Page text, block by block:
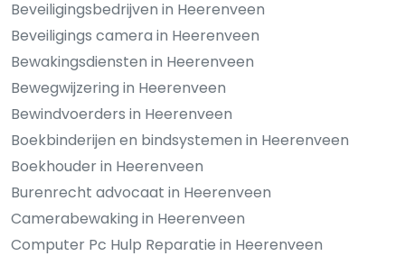
Beveiligingsbedrijven in Heerenveen
Beveiligings camera in Heerenveen
Bewakingsdiensten in Heerenveen
Bewegwijzering in Heerenveen
Bewindvoerders in Heerenveen
Boekbinderijen en bindsystemen in Heerenveen
Boekhouder in Heerenveen
Burenrecht advocaat in Heerenveen
Camerabewaking in Heerenveen
Computer Pc Hulp Reparatie in Heerenveen